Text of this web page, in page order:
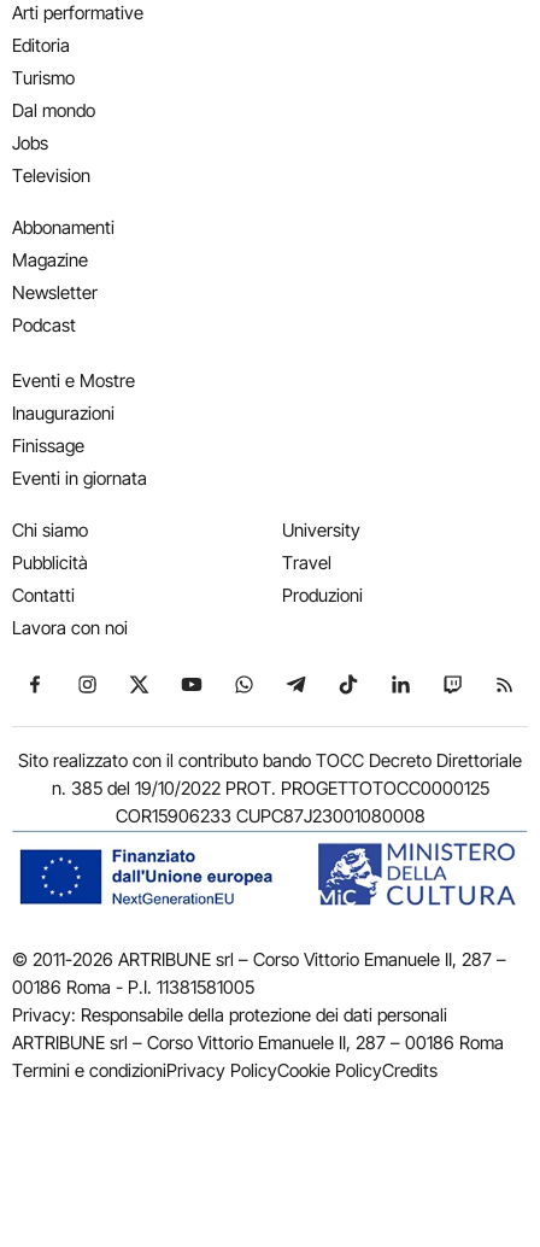
Arti performative
Editoria
Turismo
Dal mondo
Jobs
Television
Abbonamenti
Magazine
Newsletter
Podcast
Eventi e Mostre
Inaugurazioni
Finissage
Eventi in giornata
Chi siamo
Pubblicità
Contatti
Lavora con noi
University
Travel
Produzioni
Seguici su Facebook
Seguici su Instagram
Seguici su X
Seguici su YouTube
Seguici su WhatsApp
Seguici su Telegram
Seguici su TikTok
Seguici su
Seguici
Sito realizzato con il contributo bando TOCC Decreto Direttoriale
n. 385 del 19/10/2022 PROT. PROGETTOTOCC0000125
COR15906233 CUPC87J23001080008
© 2011-2026 ARTRIBUNE srl – Corso Vittorio Emanuele II, 287 –
00186 Roma - P.I. 11381581005
Privacy: Responsabile della protezione dei dati personali
ARTRIBUNE srl – Corso Vittorio Emanuele II, 287 – 00186 Roma
Termini e condizioniPrivacy PolicyCookie PolicyCredits